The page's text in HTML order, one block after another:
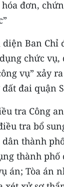
phía Bắc
Bộ và Tây
Long
đơn,
Ban Chỉ
chức vụ,
vụ” xảy
đai quận
tra Công
tra bổ
thành
thành phố
án; Tòa án